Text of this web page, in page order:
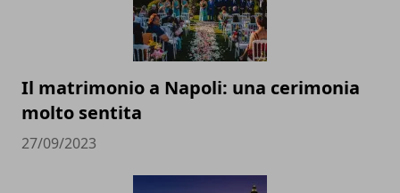
Il matrimonio a Napoli: una cerimonia
molto sentita
27/09/2023